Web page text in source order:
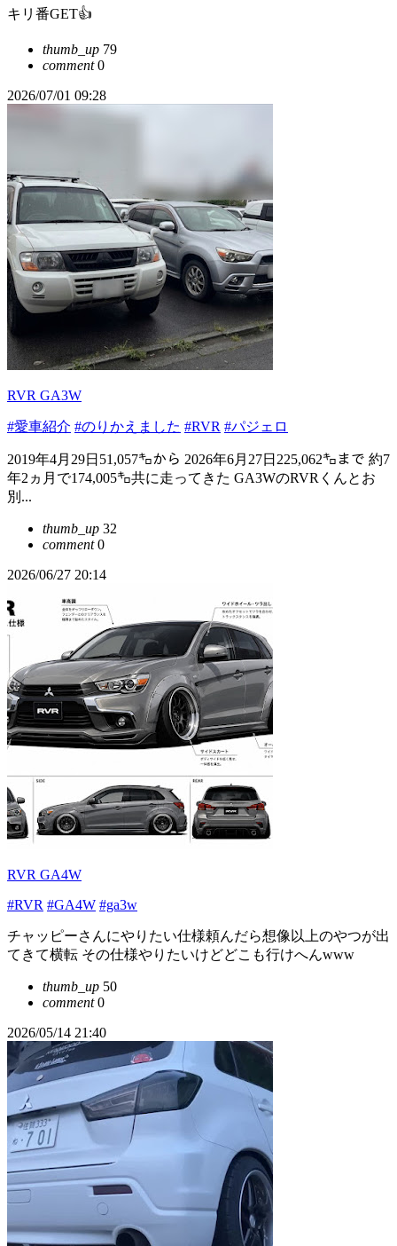
キリ番GET👍
thumb_up 79
comment0
2026/07/01 09:28
RVR GA3W
#愛車紹介 #のりかえました #RVR #パジェロ
2019年4月29日51,057㌔から 2026年6月27日225,062㌔まで 約7
年2ヵ月で174,005㌔共に走ってきた GA3WのRVRくんとお
別...
thumb_up 32
comment0
2026/06/27 20:14
RVR GA4W
#RVR #GA4W #ga3w
チャッピーさんにやりたい仕様頼んだら想像以上のやつが出
てきて横転 その仕様やりたいけどどこも行けへんwww
thumb_up 50
comment0
2026/05/14 21:40